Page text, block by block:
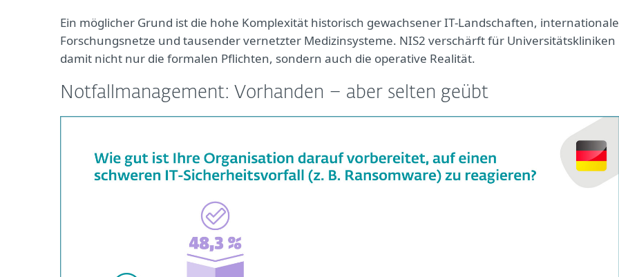
Ein möglicher Grund ist die hohe Komplexität historisch gewachsener IT‑Landschaften,
Forschungsnetze und tausender vernetzter Medizinsysteme. NIS2 verschärft für Universitätskliniken
damit nicht nur die formalen Pflichten, sondern auch die operative Realität.
Notfallmanagement: Vorhanden – aber selten geübt